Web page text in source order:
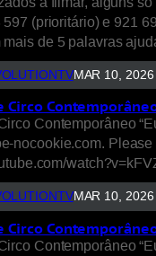
(prioritário) e 921
mais de 5 palavras
MAR 10, 2026
Contemporâneo
nocookie.com.
MAR 10, 2026
Contemporâneo